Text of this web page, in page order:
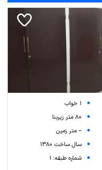
1 خواب
80 متر زیربنا
-- متر زمین
سال ساخت 1380
شماره طبقه: 1